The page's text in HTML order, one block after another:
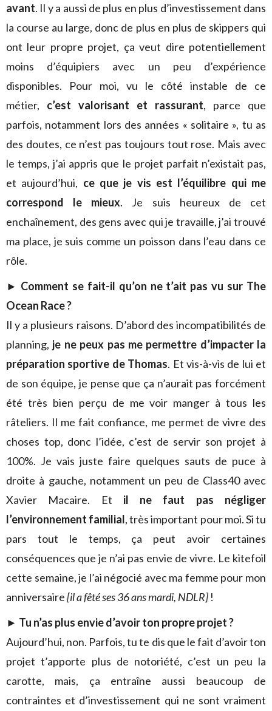
avant. Il y a aussi de plus en plus d’investissement dans
la course au large, donc de plus en plus de skippers qui
ont leur propre projet, ça veut dire potentiellement
moins d’équipiers avec un peu d’expérience
disponibles. Pour moi, vu le côté instable de ce
métier, c’est valorisant et rassurant, parce que
parfois, notamment lors des années « solitaire », tu as
des doutes, ce n’est pas toujours tout rose. Mais avec
le temps, j’ai appris que le projet parfait n’existait pas,
et aujourd’hui, ce que je vis est l’équilibre qui me
correspond le mieux. Je suis heureux de cet
enchaînement, des gens avec qui je travaille, j’ai trouvé
ma place, je suis comme un poisson dans l’eau dans ce
rôle.
► Comment se fait-il qu’on ne t’ait pas vu sur The
Ocean Race ?
Il y a plusieurs raisons. D’abord des incompatibilités de
planning, je ne peux pas me permettre d’impacter la
préparation sportive de Thomas. Et vis-à-vis de lui et
de son équipe, je pense que ça n’aurait pas forcément
été très bien perçu de me voir manger à tous les
râteliers. Il me fait confiance, me permet de vivre des
choses top, donc l’idée, c’est de servir son projet à
100%. Je vais juste faire quelques sauts de puce à
droite à gauche, notamment un peu de Class40 avec
Xavier Macaire. Et il ne faut pas négliger
l’environnement familial, très important pour moi. Si tu
pars tout le temps, ça peut avoir certaines
conséquences que je n’ai pas envie de vivre. Le kitefoil
cette semaine, je l’ai négocié avec ma femme pour mon
anniversaire[il a fêté ses 36 ans mardi, NDLR] !
► Tu n’as plus envie d’avoir ton propre projet ?
Aujourd’hui, non. Parfois, tu te dis que le fait d’avoir ton
projet t’apporte plus de notoriété, c’est un peu la
carotte, mais, ça entraîne aussi beaucoup de
contraintes et d’investissement qui ne sont vraiment